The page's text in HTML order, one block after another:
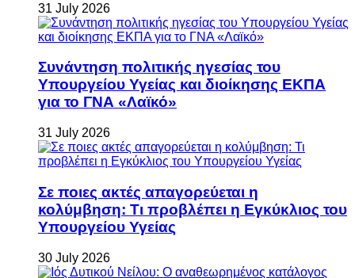
31 July 2026
Συνάντηση πολιτικής ηγεσίας του
Υπουργείου Υγείας και διοίκησης ΕΚΠΑ
για το ΓΝΑ «Λαϊκό»
31 July 2026
Σε ποιες ακτές απαγορεύεται η
κολύμβηση: Τι προβλέπει η Εγκύκλιος του
Υπουργείου Υγείας
30 July 2026